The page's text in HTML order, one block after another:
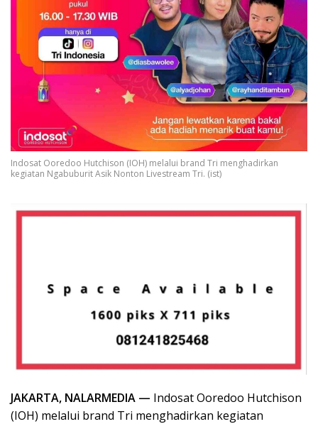
Indosat Ooredoo Hutchison (IOH) melalui brand Tri menghadirkan
kegiatan Ngabuburit Asik Nonton Livestream Tri. (ist)
JAKARTA, NALARMEDIA — Indosat Ooredoo Hutchison
(IOH) melalui brand Tri menghadirkan kegiatan